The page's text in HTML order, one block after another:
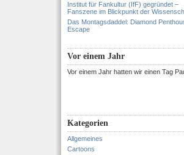
Institut für Fankultur (IfF) gegründet –
Fanszene im Blickpunkt der
Das Montagsdaddel: Diamond
Escape
Vor einem Jahr
Vor einem Jahr hatten wir einen Tag
Kategorien
Allgemeines
Cartoons